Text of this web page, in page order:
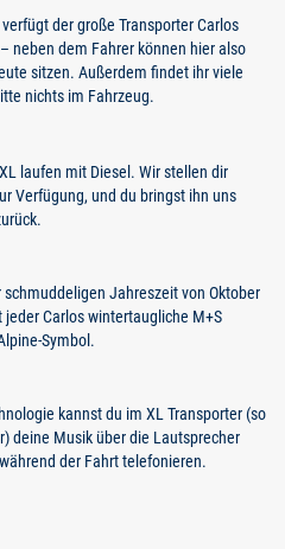
der große Transporter Carlos
neben dem Fahrer können hier also
sitzen. Außerdem findet ihr viele
nichts im Fahrzeug.
laufen mit Diesel. Wir stellen dir
Verfügung, und du bringst ihn uns
Jahreszeit von Oktober
jeder Carlos wintertaugliche M+S
Symbol.
kannst du im XL Transporter (so
deine Musik über die Lautsprecher
der Fahrt telefonieren.